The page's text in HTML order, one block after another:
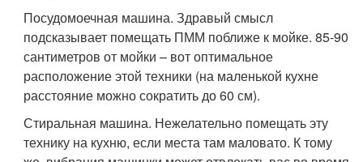
Посудомоечная машина. Здравый смысл
подсказывает помещать ПММ поближе к мойке. 85-90
сантиметров от мойки – вот оптимальное
расположение этой техники (на маленькой кухне
расстояние можно сократить до 60 см).
Стиральная машина. Нежелательно помещать эту
технику на кухню, если места там маловато. К тому